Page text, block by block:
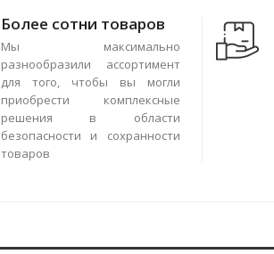
Более сотни товаров
Мы максимально
разнообразили ассортимент
для того, чтобы вы могли
приобрести комплексные
решения в области
безопасности и сохранности
товаров